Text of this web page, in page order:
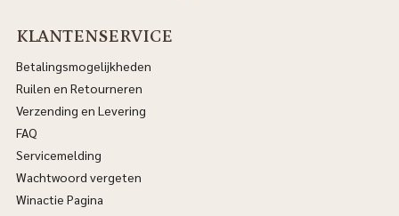
KLANTENSERVICE
Betalingsmogelijkheden
Ruilen en Retourneren
Verzending en Levering
FAQ
Servicemelding
Wachtwoord vergeten
Winactie Pagina